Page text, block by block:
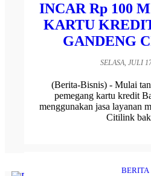
INCAR Rp 100
KARTU
GANDENG
SELASA, JULI
(Berita-Bisnis) - Mulai
pemegang kartu kredit
menggunakan jasa layanan
Citilink
BERITA